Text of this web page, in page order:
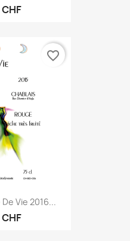
Vie 2016...
favorite_border